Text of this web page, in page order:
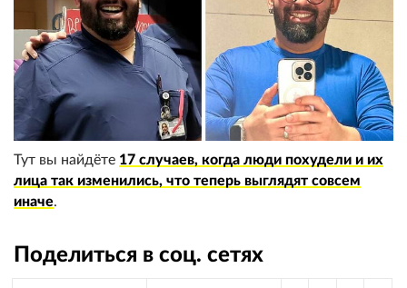
Тут вы найдёте 17 случаев, когда люди похудели и их
лица так изменились, что теперь выглядят совсем
иначе.
Поделиться в соц. сетях